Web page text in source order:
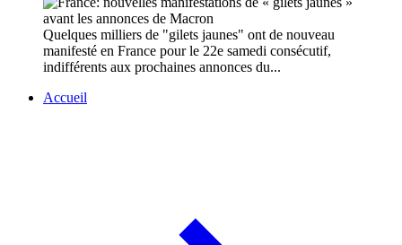
Quelques milliers de "gilets jaunes" ont de nouveau
manifesté en France pour le 22e samedi consécutif,
indifférents aux prochaines annonces du...
Accueil